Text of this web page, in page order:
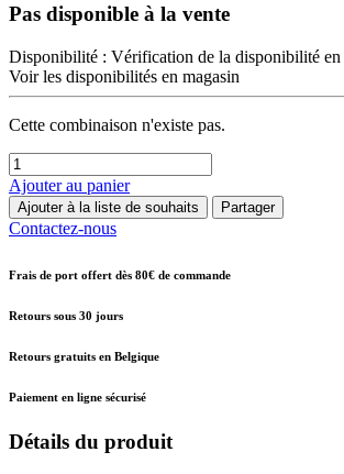
Pas disponible à la vente
Disponibilité : Vérification de la disponibilité en
Voir les disponibilités en magasin
Cette combinaison n'existe pas.
Ajouter au panier
Ajouter à la liste de souhaits Partager
Contactez-nous
Frais de port offert dès 80€ de commande
Retours sous 30 jours
Retours gratuits en Belgique
Paiement en ligne sécurisé
Détails du produit